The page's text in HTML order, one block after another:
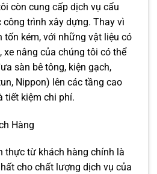
còn cung cấp dịch vụ cẩu
công trình xây dựng. Thay vì
tốn kém, với những vật liệu có
nâng của chúng tôi có thể
sàn bê tông, kiện gạch,
Nippon) lên các tầng cao
tiết kiệm chi phí.
Hàng
thực từ khách hàng chính là
cho chất lượng dịch vụ của